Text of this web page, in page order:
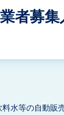
者募
水等の自動販